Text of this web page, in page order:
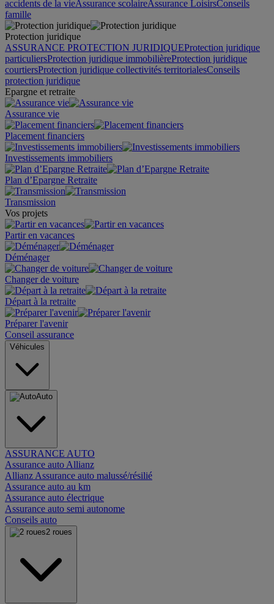
accidents de la vieAssurance scolaireAssurance LoisirsConseils
famille
Protection juridique
ASSURANCE PROTECTION JURIDIQUEProtection juridique
particuliersProtection juridique immobilièreProtection juridique
courtiersProtection juridique collectivités territorialesConseils
protection juridique
Epargne et retraite
Assurance vie
Placement financiers
Investissements immobiliers
Plan d’Epargne Retraite
Transmission
Vos projets
Partir en vacances
Déménager
Changer de voiture
Départ à la retraite
Préparer l'avenir
Conseil assurance
Véhicules
Auto
ASSURANCE AUTO
Assurance auto Allianz
Allianz Assurance auto malussé/résilié
Assurance auto au km
Assurance auto électrique
Assurance auto semi autonome
Conseils auto
2 roues